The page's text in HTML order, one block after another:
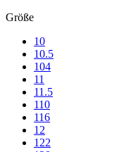
Größe
10
10.5
104
11
11.5
110
116
12
122